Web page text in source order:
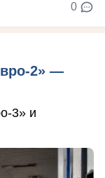
0
2» —
3» и